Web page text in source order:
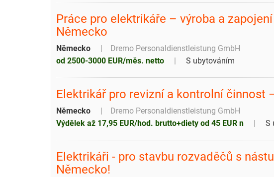
Práce pro elektrikáře – výroba a
Německo
Německo
Dremo Personaldienstleistung GmbH
od 2500-3000 EUR/měs. netto
S ubytováním
Elektrikář pro revizní a kontrolní činnost
Německo
Dremo Personaldienstleistung GmbH
Výdělek až 17,95 EUR/hod. brutto+diety od 45 EUR n
S
Elektrikáři - pro stavbu rozvaděčů s
Německo!